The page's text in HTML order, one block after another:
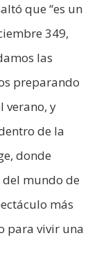
que “es un
349,
las
preparando
verano, y
de la
donde
mundo de
más
para vivir una